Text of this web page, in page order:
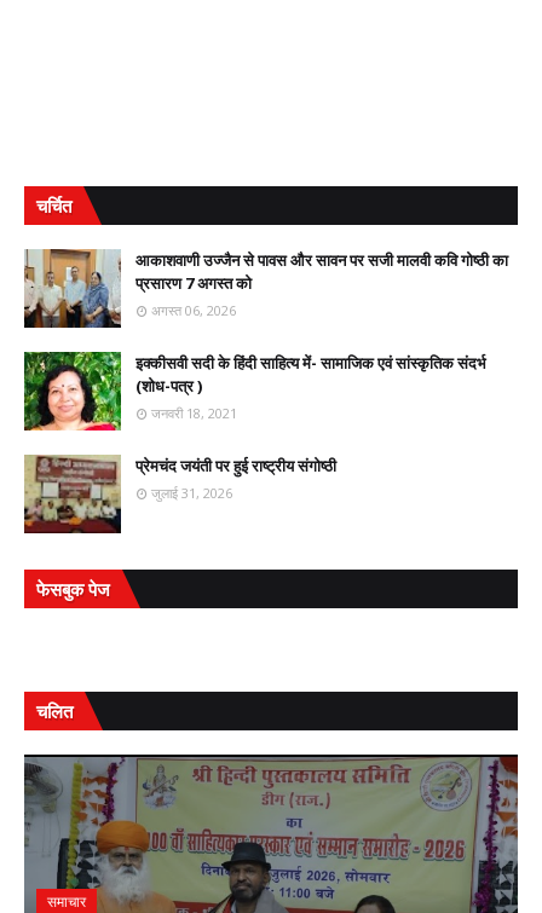
चर्चित
आकाशवाणी उज्जैन से पावस और सावन पर सजी मालवी कवि गोष्ठी का
प्रसारण 7 अगस्त को
अगस्त 06, 2026
इक्कीसवी सदी के हिंदी साहित्य में- सामाजिक एवं सांस्कृतिक संदर्भ
(शोध-पत्र )
जनवरी 18, 2021
प्रेमचंद जयंती पर हुई राष्ट्रीय संगोष्ठी
जुलाई 31, 2026
फेसबुक पेज
चलित
समाचार